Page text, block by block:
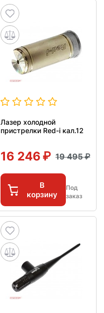
Лазер холодной
пристрелки Red-i кал.12
16 246 19 495
В
корзину
Под
заказ